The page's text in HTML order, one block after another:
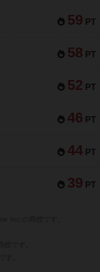
59 PT
58 PT
52 PT
46 PT
44 PT
39 PT